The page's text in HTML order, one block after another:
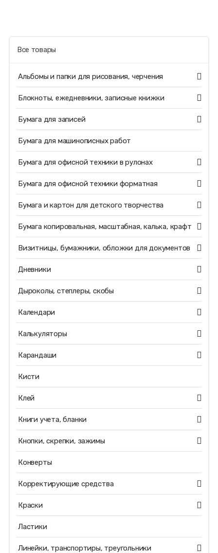
Все товары
Альбомы и папки для рисования, черчения
Блокноты, ежедневники, записные книжки
Бумага для записей
Бумага для машинописных работ
Бумага для офисной техники в рулонах
Бумага для офисной техники форматная
Бумага и картон для детского творчества
Бумага копировальная, масштабная, калька, крафт
Визитницы, бумажники, обложки для документов
Дневники
Дыроколы, степлеры, скобы
Календари
Калькуляторы
Карандаши
Кисти
Клей
Книги учета, бланки
Кнопки, скрепки, зажимы
Конверты
Корректирующие средства
Краски
Ластики
Линейки, транспортиры, треугольники